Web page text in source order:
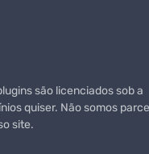
são licenciados sob a
quiser. Não somos
site.